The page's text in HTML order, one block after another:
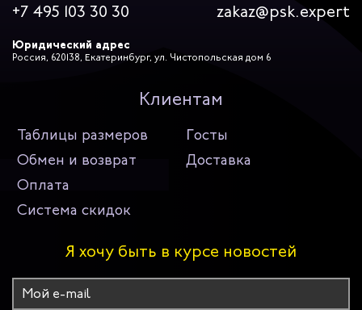
+7 495 103 30 30 zakaz@psk.expert
Юридический адрес
Россия, 620138, Екатеринбург, ул. Чистопольская дом 6
Клиентам
Таблицы размеров
Госты
Обмен и возврат
Доставка
Оплата
Система скидок
Я хочу быть в курсе новостей